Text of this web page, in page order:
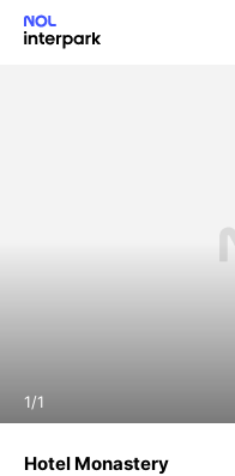
1/1
Hotel Monastery